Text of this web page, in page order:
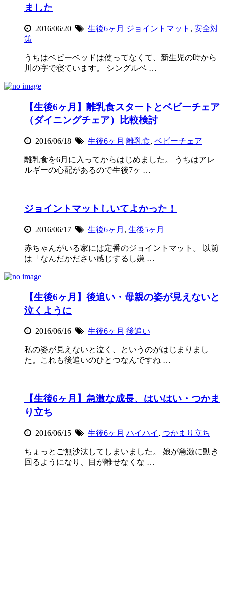
ました
2016/06/20 生後6ヶ月 ジョイントマット , 安全対
策
うちはベビーベッドは使ってなくて、新生児の時から
川の字で寝ています。 シングルベ …
【生後6ヶ月】離乳食スタートとベビーチェア
（ダイニングチェア）比較検討
2016/06/18 生後6ヶ月 離乳食, ベビーチェア
離乳食を6月に入ってからはじめました。 うちはアレ
ルギーの心配があるので生後7ヶ …
ジョイントマットしいてよかった！
2016/06/17 生後6ヶ月 , 生後5ヶ月
赤ちゃんがいる家には定番のジョイントマット。 以前
は「なんだかださい感じするし嫌 …
【生後6ヶ月】後追い・母親の姿が見えないと
泣くように
2016/06/16 生後6ヶ月 後追い
私の姿が見えないと泣く、というのがはじまりまし
た。これも後追いのひとつなんですね …
【生後6ヶ月】急激な成長、はいはい・つかま
り立ち
2016/06/15 生後6ヶ月 ハイハイ , つかまり立ち
ちょっとご無沙汰してしまいました。 娘が急激に動き
回るようになり、目が離せなくな …